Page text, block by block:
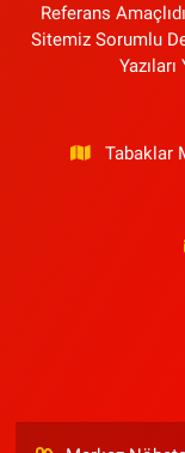
Referans
Sitemiz Sorumlu
Tabaklar